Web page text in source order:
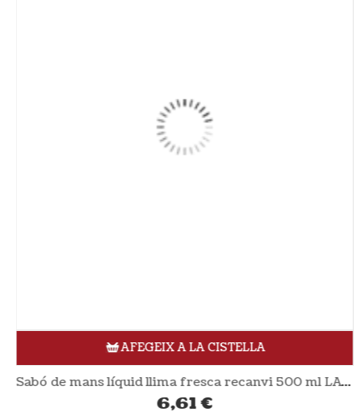
AFEGEIX A LA CISTELLA
Sabó de mans líquid llima fresca recanvi 500 ml LAVERA
6,61€